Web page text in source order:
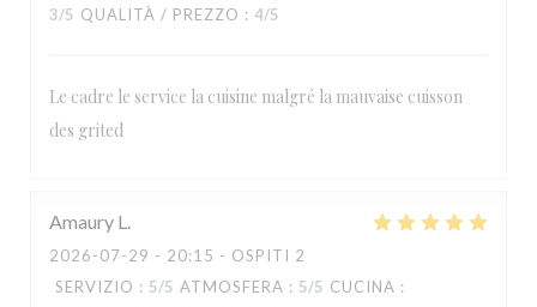
3/5 QUALITÀ / PREZZO : 4/5
Le cadre le service la cuisine malgré la mauvaise cuisson
des grited
Amaury L
2026-07-29 - 20:15 - OSPITI 2
SERVIZIO : 5/5 ATMOSFERA : 5/5 CUCINA :